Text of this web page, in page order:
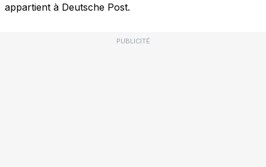
appartient à Deutsche Post.
PUBLICITÉ